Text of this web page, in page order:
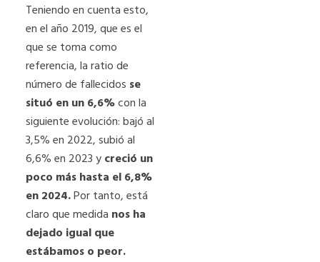
Teniendo en cuenta esto,
en el año 2019, que es el
que se toma como
referencia, la ratio de
número de fallecidos se
situó en un 6,6%con la
siguiente evolución: bajó al
3,5% en 2022, subió al
6,6% en 2023 ycreció un
poco más hasta el 6,8%
en 2024.Por tanto, está
claro que medida nos ha
dejado igual que
estábamos o peor.